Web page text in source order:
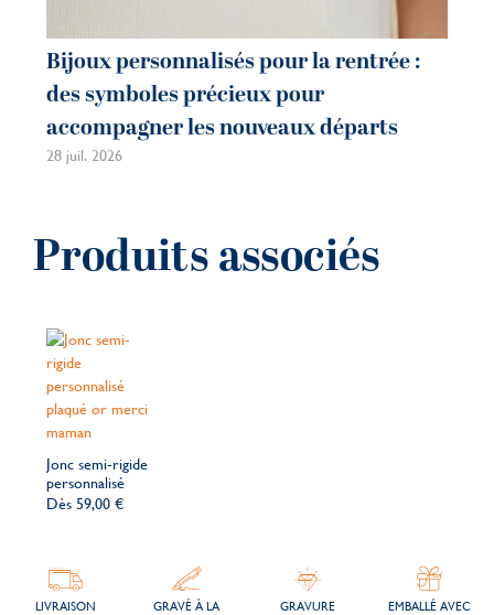
Bijoux personnalisés pour la rentrée :
des symboles précieux pour
accompagner les nouveaux départs
28 juil. 2026
Produits associés
Jonc semi-rigide
personnalisé
Dès 59,00 €
LIVRAISON
GRAVÉ À LA
GRAVURE
EMBALLÉ AVEC